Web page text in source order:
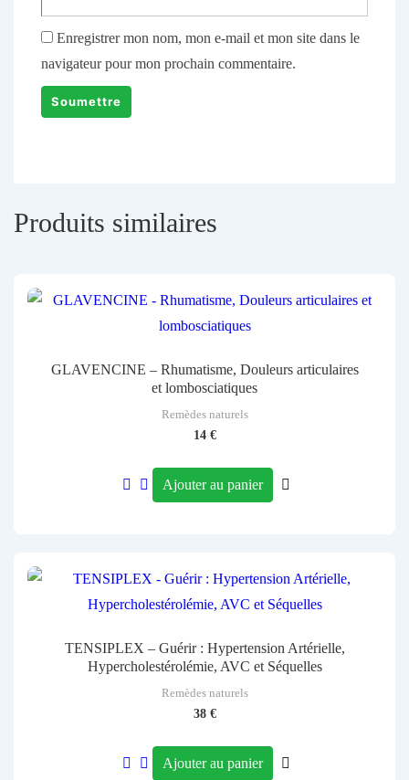
Enregistrer mon nom, mon e-mail et mon site dans le
navigateur pour mon prochain commentaire.
Produits similaires
GLAVENCINE – Rhumatisme, Douleurs articulaires
et lombosciatiques
Remèdes naturels
14 €
Ajouter au panier
TENSIPLEX – Guérir : Hypertension Artérielle,
Hypercholestérolémie, AVC et Séquelles
Remèdes naturels
38 €
Ajouter au panier